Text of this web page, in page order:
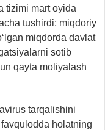
tizimi mart oyida
tushirdi; miqdoriy
miqdorda davlat
sotib
qayta moliyalash
tarqalishini
holatning